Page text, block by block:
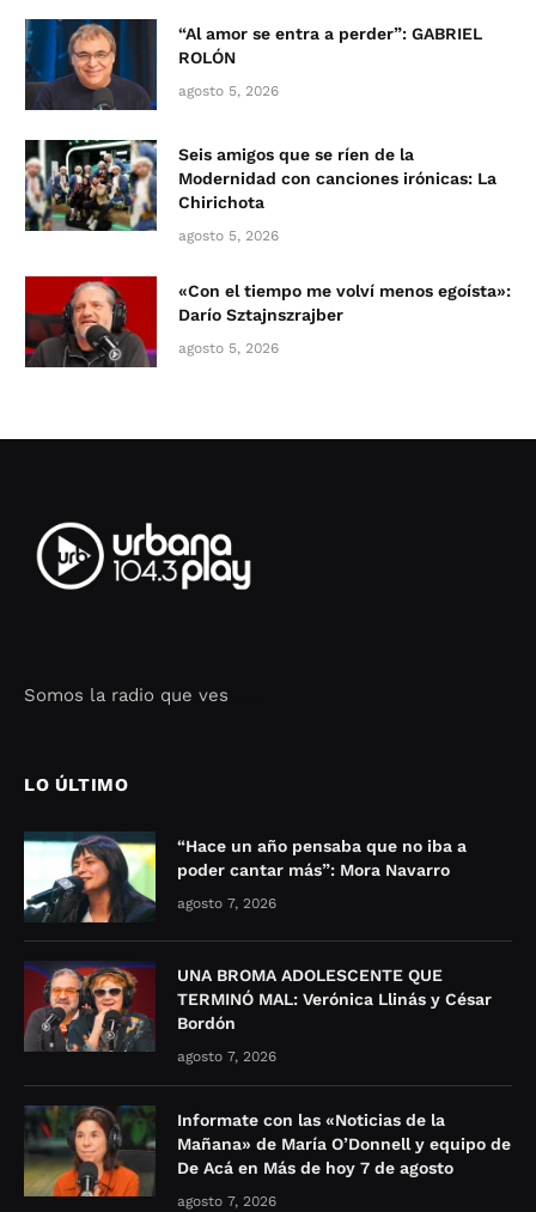
“Al amor se entra a perder”: GABRIEL
ROLÓN
agosto 5, 2026
Seis amigos que se ríen de la
Modernidad con canciones irónicas: La
Chirichota
agosto 5, 2026
«Con el tiempo me volví menos egoísta»:
Darío Sztajnszrajber
agosto 5, 2026
Somos la radio que ves
LO ÚLTIMO
“Hace un año pensaba que no iba a
poder cantar más”: Mora Navarro
agosto 7, 2026
UNA BROMA ADOLESCENTE QUE
TERMINÓ MAL: Verónica Llinás y César
Bordón
agosto 7, 2026
Informate con las «Noticias de la
Mañana» de María O’Donnell y equipo de
De Acá en Más de hoy 7 de agosto
agosto 7, 2026